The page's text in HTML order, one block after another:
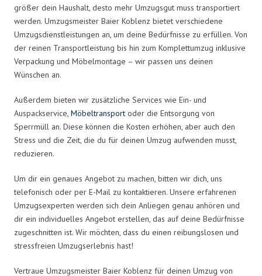
größer dein Haushalt, desto mehr Umzugsgut muss transportiert
werden. Umzugsmeister Baier Koblenz bietet verschiedene
Umzugsdienstleistungen an, um deine Bedürfnisse zu erfüllen. Von
der reinen Transportleistung bis hin zum Komplettumzug inklusive
Verpackung und Möbelmontage – wir passen uns deinen
Wünschen an.
Außerdem bieten wir zusätzliche Services wie Ein- und
Auspackservice, Möbeltransport oder die Entsorgung von
Sperrmüll an. Diese können die Kosten erhöhen, aber auch den
Stress und die Zeit, die du für deinen Umzug aufwenden musst,
reduzieren.
Um dir ein genaues Angebot zu machen, bitten wir dich, uns
telefonisch oder per E-Mail zu kontaktieren. Unsere erfahrenen
Umzugsexperten werden sich dein Anliegen genau anhören und
dir ein individuelles Angebot erstellen, das auf deine Bedürfnisse
zugeschnitten ist. Wir möchten, dass du einen reibungslosen und
stressfreien Umzugserlebnis hast!
Vertraue Umzugsmeister Baier Koblenz für deinen Umzug von